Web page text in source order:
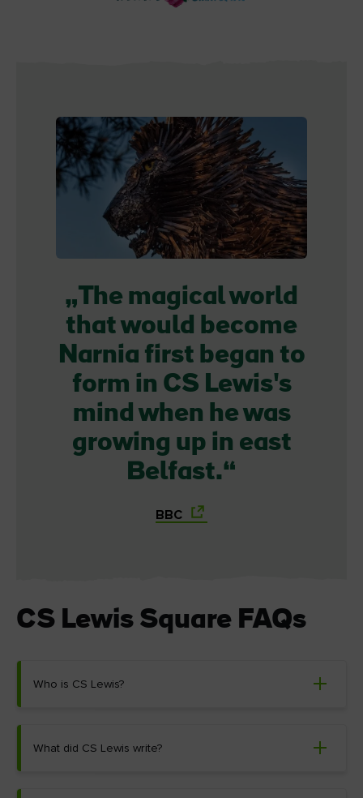
The magical world
that would become
Narnia first began to
form in CS Lewis's
mind when he was
growing up in east
Belfast.
BBC
CS Lewis Square FAQs
Who is CS Lewis?
What did CS Lewis write?